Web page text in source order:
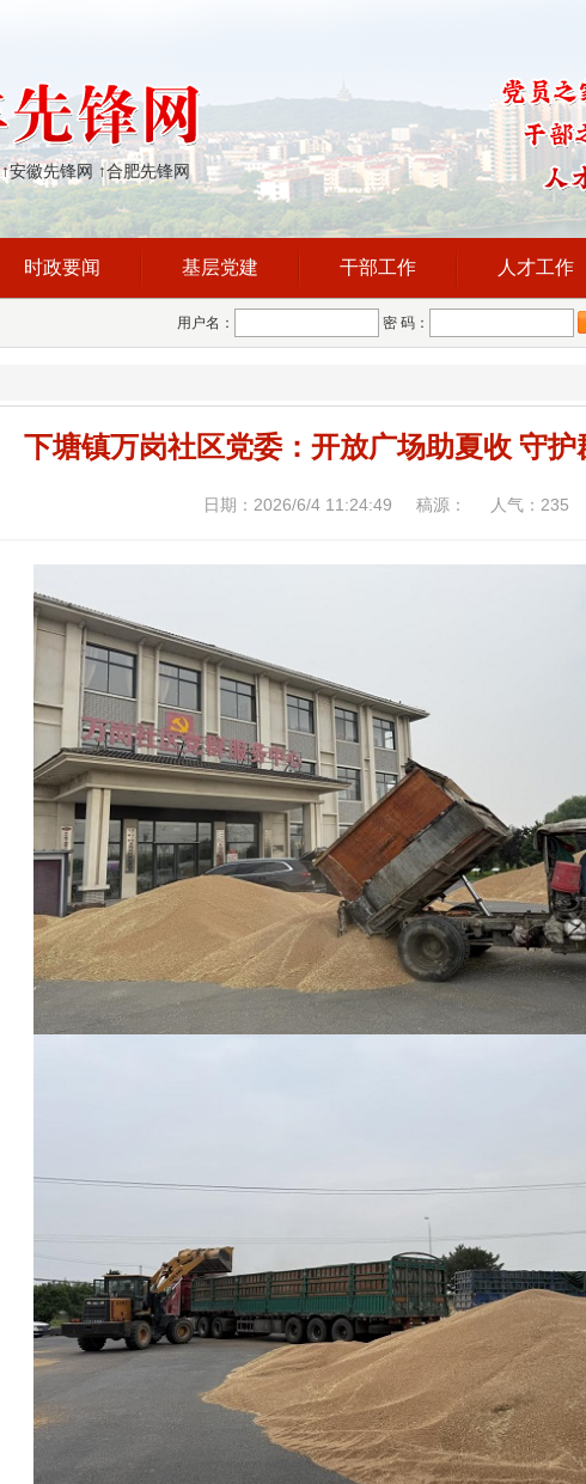
↑安徽先锋网 ↑合肥先锋网
时政要闻 基层党建 干部工作 人才工作
用户名： 密 码：
下塘镇万岗社区党委：开放广场助夏收 守护
日期：2026/6/4 11:24:49 稿源： 人气： 235